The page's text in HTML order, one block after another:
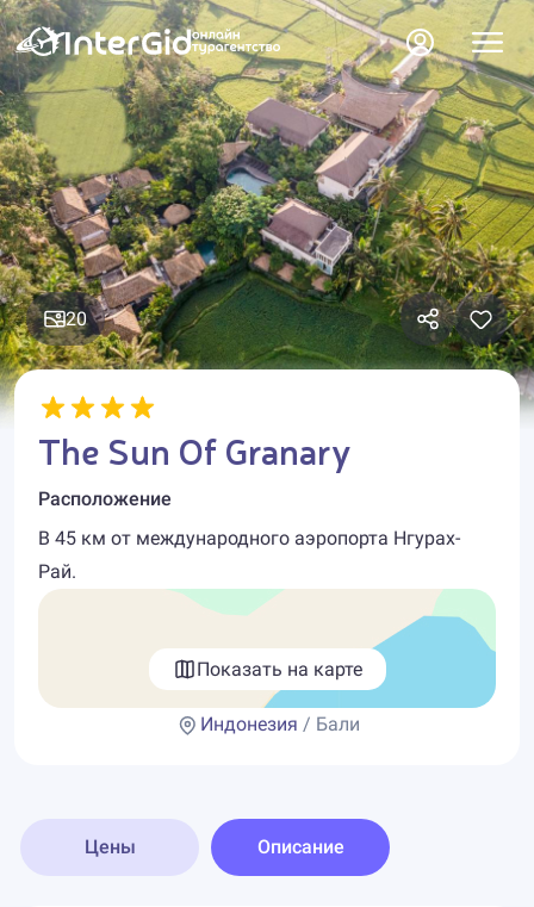
20
The Sun Of Granary
Расположение
В 45 км от международного аэропорта Нгурах-
Рай.
Показать на карте
Индонезия / Бали
Цены Описание